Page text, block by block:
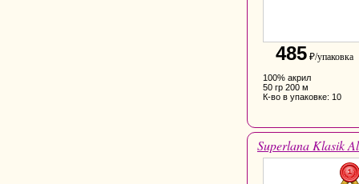
485 ₽/упаковка
100% акрил
50 гр 200 м
К-во в упаковке: 10
Superlana Klasik